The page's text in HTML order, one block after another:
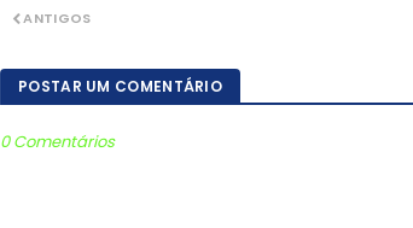
ANTIGOS
POSTAR UM COMENTÁRIO
0 Comentários